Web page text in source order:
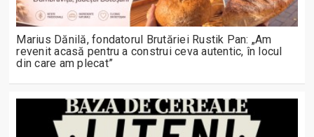
Marius Dănilă, fondatorul Brutăriei Rustik Pan: „Am
revenit acasă pentru a construi ceva autentic, în locul
din care am plecat”